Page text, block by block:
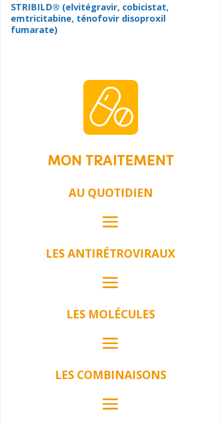
MON TRAITEMENT
AU QUOTIDIEN
LES ANTIRÉTROVIRAUX
LES MOLÉCULES
LES COMBINAISONS
STRIBILD® (elvitégravir, cobicistat,
emtricitabine, ténofovir disoproxil
fumarate)